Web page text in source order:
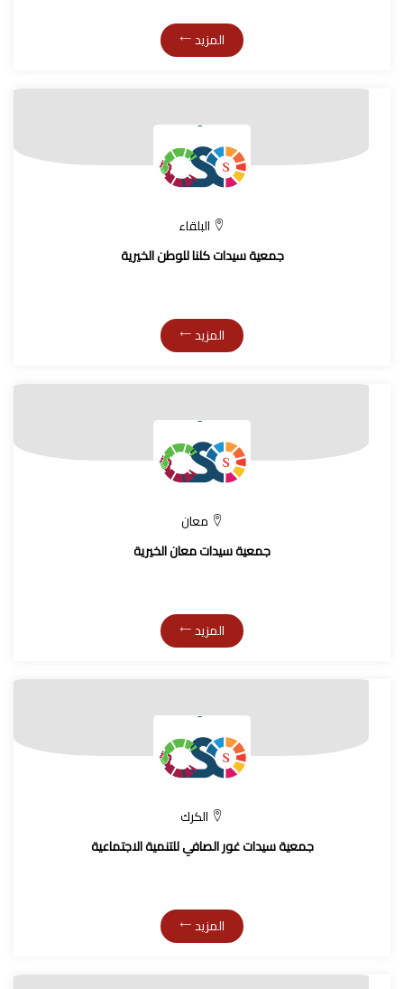
المزيد
البلقاء
جمعية سيدات كلنا للوطن الخيرية
المزيد
معان
جمعية سيدات معان الخيرية
المزيد
الكرك
جمعية سيدات غور الصافي للتنمية الاجتماعية
المزيد